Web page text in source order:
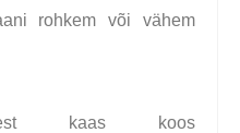
rohkem või vähem
kaas koos